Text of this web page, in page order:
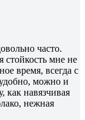
часто.
стойкость мне не
время, всегда с
можно и
как навязчивая
нежная